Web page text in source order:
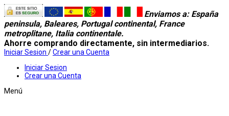
Enviamos a: España
peninsula, Baleares, Portugal continental, France
metroplitane, Italia continentale.
Ahorre comprando directamente, sin intermediarios.
Iniciar Sesion /Crear una Cuenta
Iniciar Sesion
Crear una Cuenta
Menú